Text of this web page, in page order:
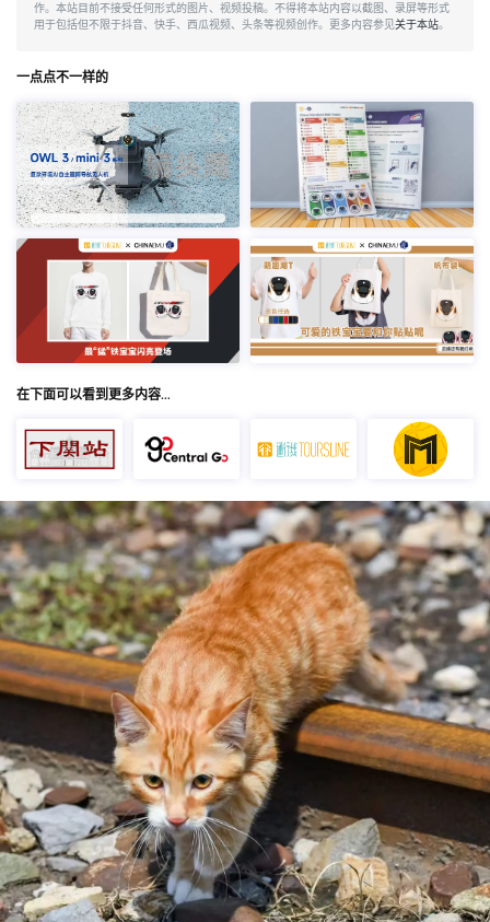
作。本站目前不接受任何形式的图片、视频投稿。不得将本站内容以截图、录屏等形式
用于包括但不限于抖音、快手、西瓜视频、头条等视频创作。更多内容参见关于本站。
一点点不一样的
在下面可以看到更多内容…